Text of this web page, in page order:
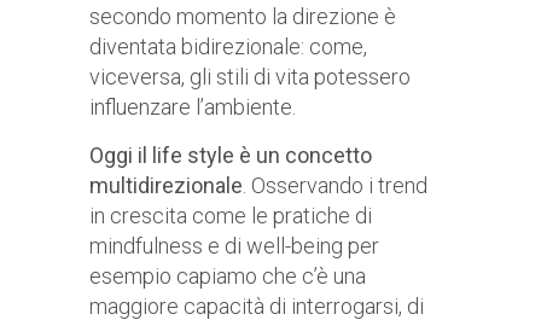
secondo momento la direzione è
diventata bidirezionale: come,
viceversa, gli stili di vita potessero
influenzare l’ambiente.
Oggi il life style è un concetto
multidirezionale . Osservando i trend
in crescita come le pratiche di
mindfulness e di well-being per
esempio capiamo che c’è una
maggiore capacità di interrogarsi, di